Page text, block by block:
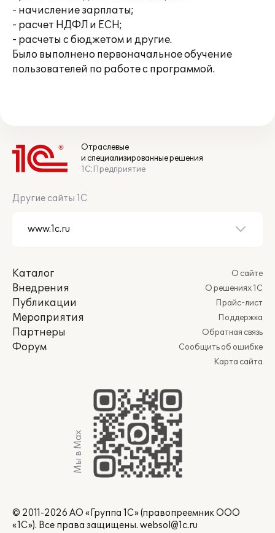
- начисление зарплаты;
- расчет НДФЛ и ЕСН;
- расчеты с бюджетом и другие.
Было выполнено первоначальное обучение
пользователей по работе с программой.
Отраслевые
и специализированные решения
1С:Предприятие
Другие сайты 1С
Каталог
Внедрения
Публикации
Мероприятия
Партнеры
Форум
О сайте
О решениях 1С
Прайс-лист
Поддержка
Обратная связь
Сообщить об ошибке
Карта сайта
Мы в Max
© 2011-2026 АО «Группа 1С» (правопреемник ООО
«1С»). Все права защищены. websol@1c.ru